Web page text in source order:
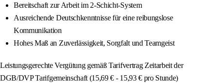
Bereitschaft zur Arbeit im 2-Schicht-System
Ausreichende Deutschkenntnisse für eine reibungslose
Kommunikation
Hohes Maß an Zuverlässigkeit, Sorgfalt und Teamgeist
Leistungsgerechte Vergütung gemäß Tarifvertrag Zeitarbeit der
DGB/DVP Tarifgemeinschaft (15,69 € - 15,93 € pro Stunde)